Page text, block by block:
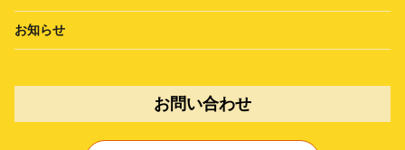
お知らせ
お問い合わせ